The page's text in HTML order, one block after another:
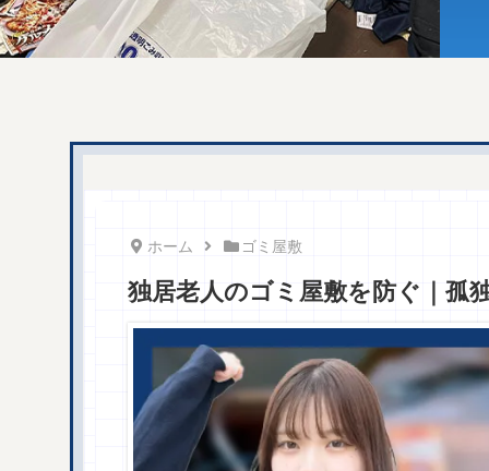
ホーム ゴミ屋敷
独居老人のゴミ屋敷を防ぐ｜孤